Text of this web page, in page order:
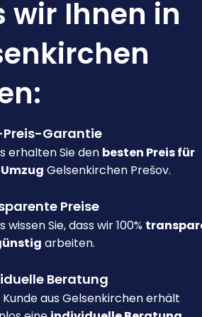
wir Ihnen in
Garantie
erhalten Sie den besten Preis für
Gelsenkirchen Prešov.
Preise
wissen Sie, dass wir 100%
arbeiten.
Beratung
aus Gelsenkirchen erhält